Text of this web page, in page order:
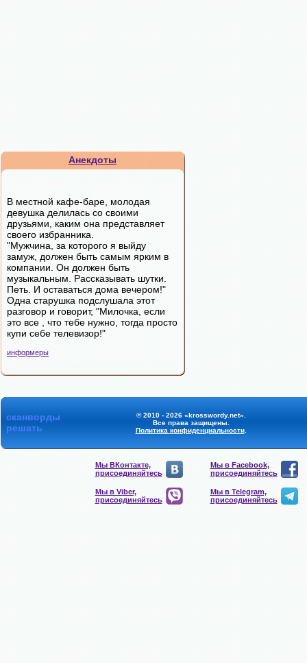
Анекдоты
В местной кафе-баре, молодая
девушка делилась со своими
друзьями, каким она представляет
своего избранника.
"Мужчина, за которого я выйду
замуж, должен быть самым ярким в
компании. Он должен быть
музыкальным. Рассказывать шутки.
Петь. И оставаться дома вечером!"
Одна старушка подслушала этот
разговор и говорит, "Милочка, если
это все , что тебе нужно, тогда просто
купи себе телевизор!"
информеры
сканворды
решать
© 2010 - 2026 «krosswordy.net».
Все права защищены.
Политика конфиденциальности.
Мы ВКонтакте,
присоединяйтесь
Мы в Facebook,
присоединяйтесь
Мы в Viber,
присоединяйтесь
Мы в Telegram,
присоединяйтесь